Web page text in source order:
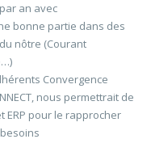
an avec
bonne partie dans des
nôtre (Courant
Convergence
nous permettrait de
ERP pour le rapprocher